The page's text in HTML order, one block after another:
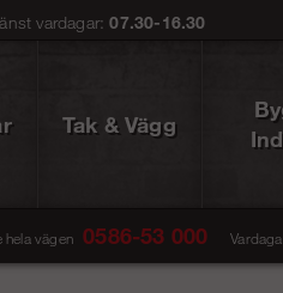
vardagar:07.30-16.30
Tak & Vägg
hela vägen 0586-53 000